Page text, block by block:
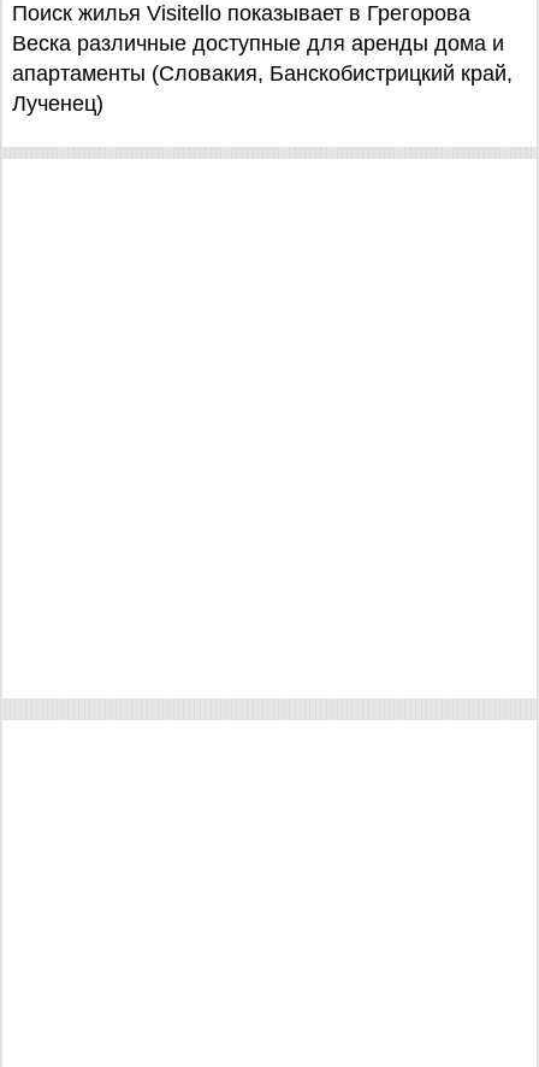
Поиск жилья Visitello показывает в Грегорова
Веска различные доступные для аренды дома и
апартаменты (Словакия, Банскобистрицкий край,
Лученец)